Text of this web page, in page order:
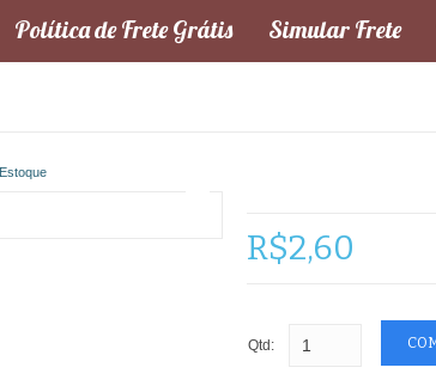
Política de Frete Grátis Simular Frete
R$2,60
Qtd: